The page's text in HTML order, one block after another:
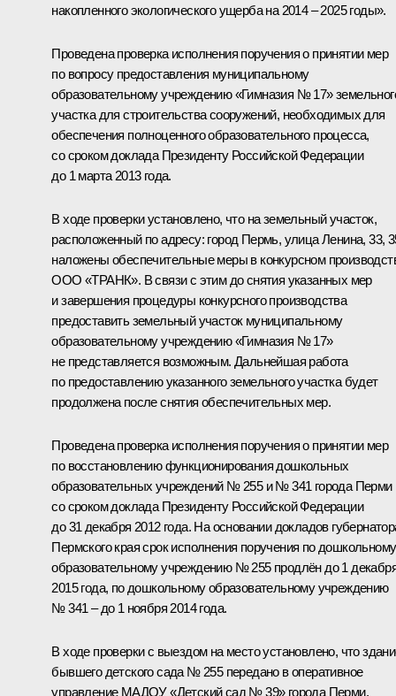
накопленного экологического ущерба на 2014 – 2025 годы».
Проведена проверка исполнения поручения о принятии мер
по вопросу предоставления муниципальному
образовательному учреждению «Гимназия № 17»
участка для строительства сооружений, необходимых для
обеспечения полноценного образовательного процесса,
со сроком доклада Президенту Российской Федерации
до 1 марта 2013 года.
В ходе проверки установлено, что на земельный участок,
расположенный по адресу: город Пермь, улица Ленина, 33,
наложены обеспечительные меры в конкурсном
ООО «ТРАНК». В связи с этим до снятия указанных мер
и завершения процедуры конкурсного производства
предоставить земельный участок муниципальному
образовательному учреждению «Гимназия № 17»
не представляется возможным. Дальнейшая работа
по предоставлению указанного земельного участка будет
продолжена после снятия обеспечительных мер.
Проведена проверка исполнения поручения о принятии мер
по восстановлению функционирования дошкольных
образовательных учреждений № 255 и № 341 города Перми
со сроком доклада Президенту Российской Федерации
до 31 декабря 2012 года. На основании докладов
Пермского края срок исполнения поручения по дошкольному
образовательному учреждению № 255 продлён до 1
2015 года, по дошкольному образовательному учреждению
№ 341 – до 1 ноября 2014 года.
В ходе проверки с выездом на место установлено, что
бывшего детского сада № 255 передано в оперативное
управление МАДОУ «Детский сад № 39» города Перми.